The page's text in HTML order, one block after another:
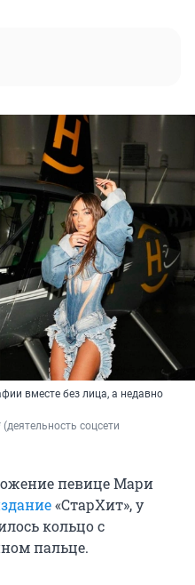
вместе без лица, а недавно
соцсети
певице Мари
«СтарХит», у
кольцо с
пальце.